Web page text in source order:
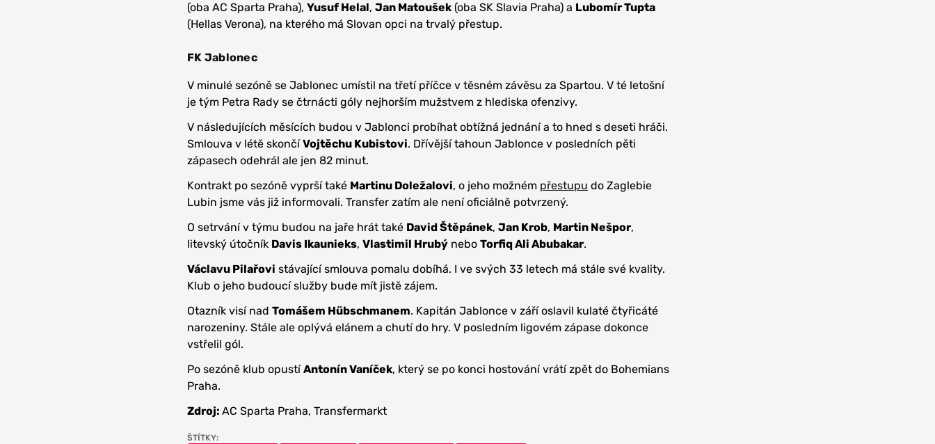
(oba AC Sparta Praha), Yusuf Helal, Jan Matoušek(oba SK Slavia Praha) a Lubomír Tupta
(Hellas Verona), na kterého má Slovan opci na trvalý přestup.
FK Jablonec
V minulé sezóně se Jablonec umístil na třetí příčce v těsném závěsu za Spartou. V té letošní
je tým Petra Rady se čtrnácti góly nejhorším mužstvem z hlediska ofenzivy.
V následujících měsících budou v Jablonci probíhat obtížná jednání a to hned s deseti hráči.
Smlouva v létě skončíVojtěchu Kubistovi. Dřívější tahoun Jablonce v posledních pěti
zápasech odehrál ale jen 82 minut.
Kontrakt po sezóně vyprší také Martinu Doležalovi, o jeho možném přestupu do Zaglebie
Lubin jsme vás již informovali. Transfer zatím ale není oficiálně potvrzený.
O setrvání v týmu budou na jaře hrát také David Štěpánek, Jan Krob, Martin Nešpor,
litevský útočník Davis Ikaunieks, Vlastimil Hrubý nebo Torfiq Ali Abubakar.
Václavu Pilařovi stávající smlouva pomalu dobíhá. I ve svých 33 letech má stále své kvality.
Klub o jeho budoucí služby bude mít jistě zájem.
Otazník visí nad Tomášem Hübschmanem. Kapitán Jablonce v září oslavil kulaté čtyřicáté
narozeniny. Stále ale oplývá elánem a chutí do hry. V posledním ligovém zápase dokonce
vstřelil gól.
Po sezóně klub opustíAntonín Vaníček, který se po konci hostování vrátí zpět do Bohemians
Praha.
Zdroj: AC Sparta Praha, Transfermarkt
ŠTÍTKY: